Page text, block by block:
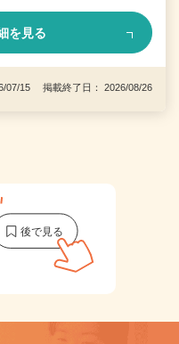
を見る
07/15 掲載終了日： 2026/08/26